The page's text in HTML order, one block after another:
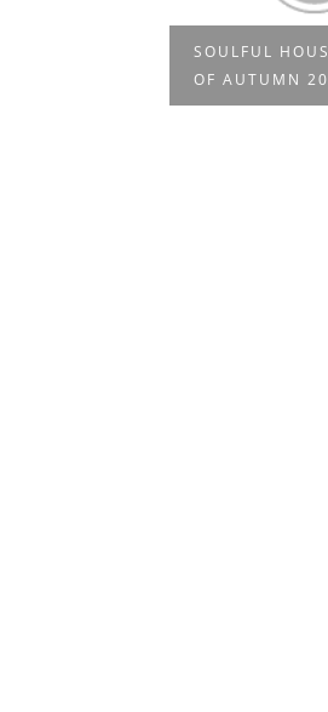
SOULFUL
OF AUTUMN